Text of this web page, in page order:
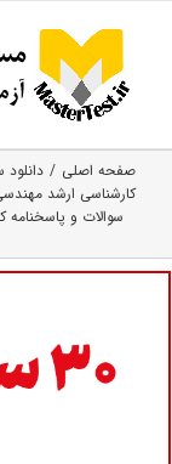
content
صفحه اصلی
کارشناسی ارشد
سوالات و پاسخنامه